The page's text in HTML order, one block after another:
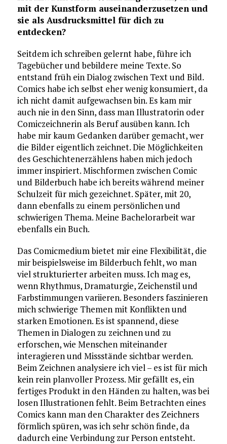
mit der Kunstform auseinanderzusetzen und
sie als Ausdrucksmittel für dich zu
entdecken?
Seitdem ich schreiben gelernt habe, führe ich
Tagebücher und bebildere meine Texte. So
entstand früh ein Dialog zwischen Text und Bild.
Comics habe ich selbst eher wenig konsumiert, da
ich nicht damit aufgewachsen bin. Es kam mir
auch nie in den Sinn, dass man Illustratorin oder
Comiczeichnerin als Beruf ausüben kann. Ich
habe mir kaum Gedanken darüber gemacht, wer
die Bilder eigentlich zeichnet. Die Möglichkeiten
des Geschichtenerzählens haben mich jedoch
immer inspiriert. Mischformen zwischen Comic
und Bilderbuch habe ich bereits während meiner
Schulzeit für mich gezeichnet. Später, mit 20,
dann ebenfalls zu einem persönlichen und
schwierigen Thema. Meine Bachelorarbeit war
ebenfalls ein Buch.
Das Comicmedium bietet mir eine Flexibilität, die
mir beispielsweise im Bilderbuch fehlt, wo man
viel strukturierter arbeiten muss. Ich mag es,
wenn Rhythmus, Dramaturgie, Zeichenstil und
Farbstimmungen variieren. Besonders faszinieren
mich schwierige Themen mit Konflikten und
starken Emotionen. Es ist spannend, diese
Themen in Dialogen zu zeichnen und zu
erforschen, wie Menschen miteinander
interagieren und Missstände sichtbar werden.
Beim Zeichnen analysiere ich viel – es ist für mich
kein rein planvoller Prozess. Mir gefällt es, ein
fertiges Produkt in den Händen zu halten, was bei
losen Illustrationen fehlt. Beim Betrachten eines
Comics kann man den Charakter des Zeichners
förmlich spüren, was ich sehr schön finde, da
dadurch eine Verbindung zur Person entsteht.